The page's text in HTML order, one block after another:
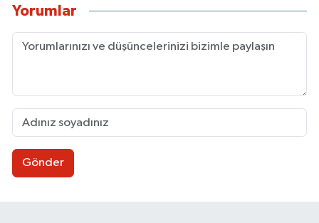
Yorumlar
Gönder